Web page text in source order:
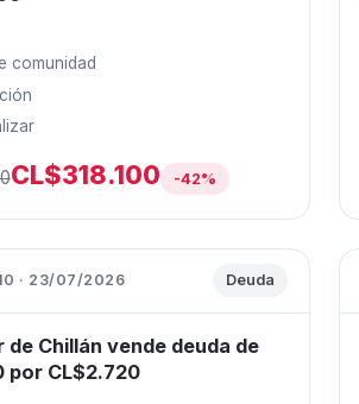
comunidad
CL$318.100 -42%
· 23/07/2026 Deuda
de Chillán vende deuda de
por CL$2.720